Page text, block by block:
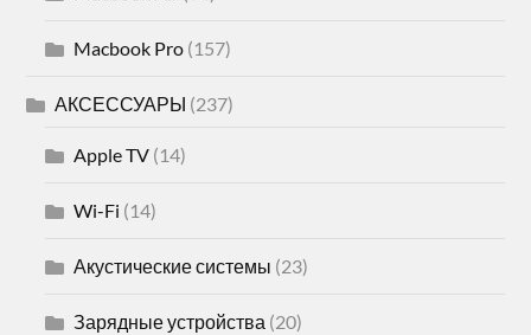
Macbook Pro (157)
АКСЕССУАРЫ (237)
Apple TV (14)
Wi-Fi (14)
Акустические системы (23)
Зарядные устройства (20)